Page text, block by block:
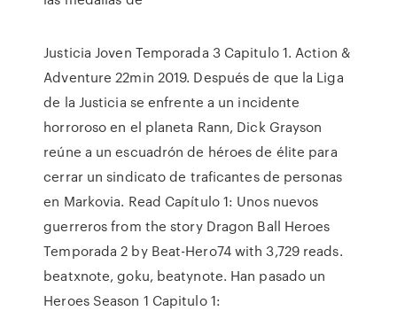
Justicia Joven Temporada 3 Capitulo 1. Action &
Adventure 22min 2019. Después de que la Liga
de la Justicia se enfrente a un incidente
horroroso en el planeta Rann, Dick Grayson
reúne a un escuadrón de héroes de élite para
cerrar un sindicato de traficantes de personas
en Markovia. Read Capítulo 1: Unos nuevos
guerreros from the story Dragon Ball Heroes
Temporada 2 by Beat-Hero74 with 3,729 reads.
beatxnote, goku, beatynote. Han pasado un
Heroes Season 1 Capitulo 1: